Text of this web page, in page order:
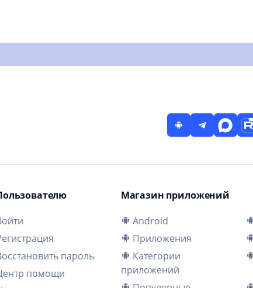
пароль
помощи
Магазин приложений
Android
Приложения
Категории
приложений